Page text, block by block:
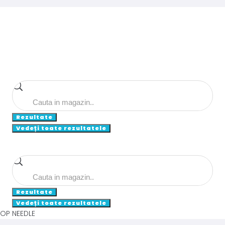
Search
...
Rezultate
Vedeți toate rezultatele
Search
...
Rezultate
Vedeți toate rezultatele
NEEDLE